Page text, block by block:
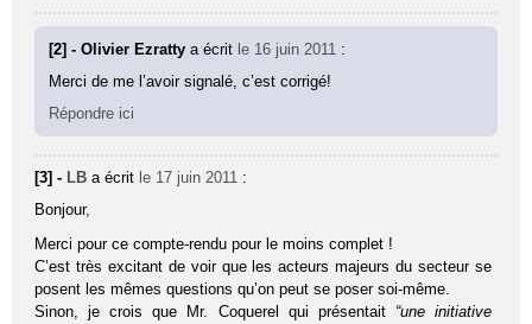
[2] - Olivier Ezrattya écrit le 16 juin 2011 :
Merci de me l’avoir signalé, c’est corrigé!
Répondre ici
[3] - LB a écrit le 17 juin 2011 :
Bonjour,
Merci pour ce compte-rendu pour le moins complet !
C’est très excitant de voir que les acteurs majeurs du secteur se
posent les mêmes questions qu’on peut se poser soi-même.
Sinon, je crois que Mr. Coquerel qui présentait “une ini­tia­tive